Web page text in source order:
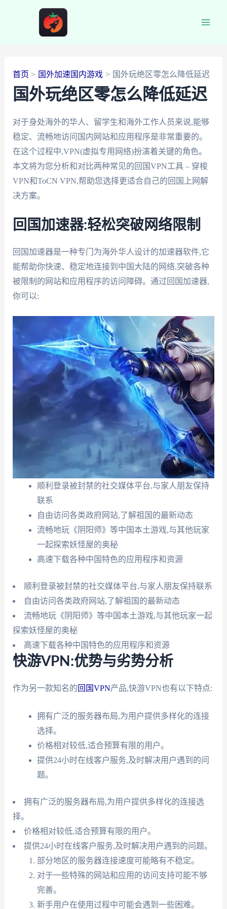
首页 国外加速国内游戏 国外玩绝区零怎么降低延迟
国外玩绝区零怎么降低延迟
对于身处海外的华人、留学生和海外工作人员来说,能够
稳定、流畅地访问国内网站和应用程序是非常重要的。
在这个过程中,VPN(虚拟专用网络)扮演着关键的角色。
本文将为您分析和对比两种常见的回国VPN工具 – 穿梭
VPN和ToCN VPN,帮助您选择更适合自己的回国上网解
决方案。
回国加速器:轻松突破网络限制
回国加速器是一种专门为海外华人设计的加速器软件,它
能帮助你快速、稳定地连接到中国大陆的网络,突破各种
被限制的网站和应用程序的访问障碍。通过回国加速器,
你可以:
顺利登录被封禁的社交媒体平台,与家人朋友保持
联系
自由访问各类政府网站,了解祖国的最新动态
流畅地玩《阴阳师》等中国本土游戏,与其他玩家
一起探索妖怪屋的奥秘
高速下载各种中国特色的应用程序和资源
顺利登录被封禁的社交媒体平台,与家人朋友保持联系
自由访问各类政府网站,了解祖国的最新动态
流畅地玩《阴阳师》等中国本土游戏,与其他玩家一起
探索妖怪屋的奥秘
高速下载各种中国特色的应用程序和资源
快游VPN:优势与劣势分析
作为另一款知名的回国VPN产品,快游VPN也有以下特点:
拥有广泛的服务器布局,为用户提供多样化的连接
选择。
价格相对较低,适合预算有限的用户。
提供24小时在线客户服务,及时解决用户遇到的问
题。
拥有广泛的服务器布局,为用户提供多样化的连接选
择。
价格相对较低,适合预算有限的用户。
提供24小时在线客户服务,及时解决用户遇到的问题。
部分地区的服务器连接速度可能略有不稳定。
对于一些特殊的网站和应用的访问支持可能不够
完善。
新手用户在使用过程中可能会遇到一些困难。